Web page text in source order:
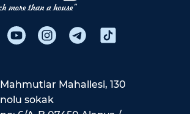
Mahmutlar Mahallesi, 130
nolu sokak